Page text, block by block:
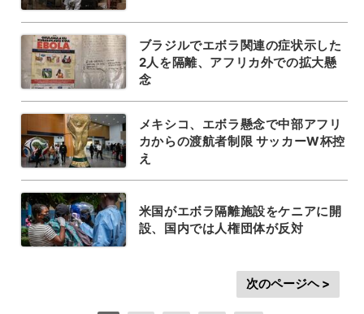
ブラジルでエボラ関連の症状示した
2人を隔離、アフリカ外での拡大懸
念
メキシコ、エボラ懸念で中部アフリ
カからの渡航者制限 サッカーW杯控
え
米国がエボラ隔離施設をケニアに開
設、国内では人権団体が反対
次のページヘ >